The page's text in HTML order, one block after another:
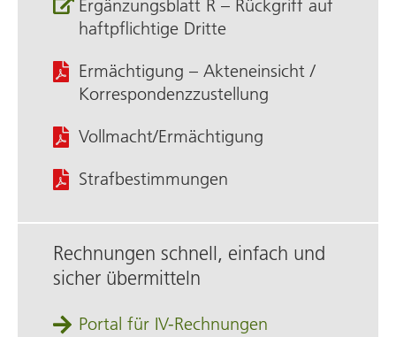
Ergänzungsblatt R – Rückgriff auf
haftpflichtige Dritte
Ermächtigung – Akten­einsicht /
Korrespondenz­zustellung
Vollmacht/Ermächtigung
Straf­bestimmungen
Rechnungen schnell, einfach und
sicher übermitteln
Portal für IV-Rechnungen